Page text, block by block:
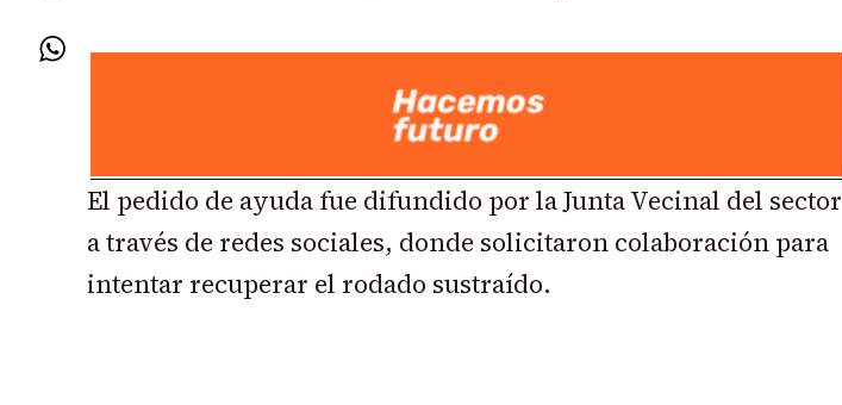
El pedido de ayuda fue difundido por la Junta Vecinal del sector
a través de redes sociales, donde solicitaron colaboración para
intentar recuperar el rodado sustraído.